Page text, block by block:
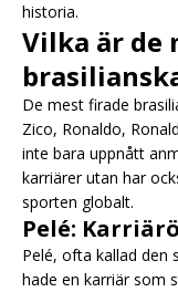
historia.
Vilka är de
De mest firade
Zico, Ronaldo,
inte bara uppnått
karriärer utan har
sporten globalt.
Pelé:
Pelé, ofta kallad den
hade en karriär som